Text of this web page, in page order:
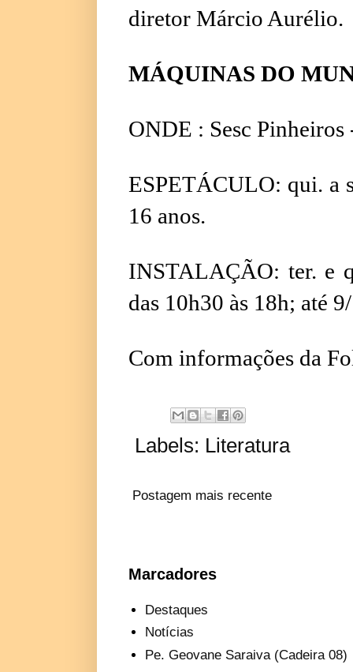
diretor Márcio Aurélio.
MÁQUINAS DO
ONDE : Sesc Pinheiros
ESPETÁCULO: qui. a
16 anos.
INSTALAÇÃO: ter. e
das 10h30 às 18h; até
Com informações da
Labels: Literatura
Postagem mais recente
Marcadores
Destaques
Notícias
Pe. Geovane Saraiva (Cadeira 08)